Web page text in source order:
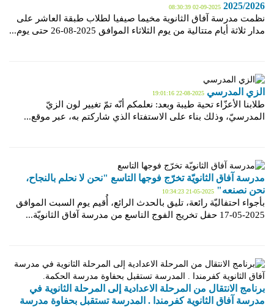
2025/2026
2025-09-02 08:30:39
نظمت مدرسة آفاق الثانوية مخيما صيفيا لطلاب طبقة العاشر على
مدار ثلاثة أيام متتالية من يوم الثلاثاء الموافق 2025-08-26 حتى يوم...
الزي المدرسي 2025-08-22 19:01:16
طلابنا الأعزّاء تحية طيبة وبعد: نعلمكم أنّه تمّ تغيير لون الزيّ
المدرسيّ، وذلك بناء على الاستفتاء الذي شاركتم به، عبر موقع...
مدرسة آفاق الثانويّة تخرّج فوجها التاسع "نحن لا نحلم بالنجاح،
نحن نصنعه" 2025-05-21 10:34:23
بأجواء احتفاليّة رائعة، تليق بالحدث الرائع، أُقيم يوم السبت الموافق
2025-05-17 حفل تخريج الفوج التاسع من مدرسة آفاق الثانويّة...
برنامج الانتقال من المرحلة الاعدادية إلى المرحلة الثانوية في
مدرسة آفاق الثانوية كفرمندا . المدرسة تستقبل بحفاوة مدرسة